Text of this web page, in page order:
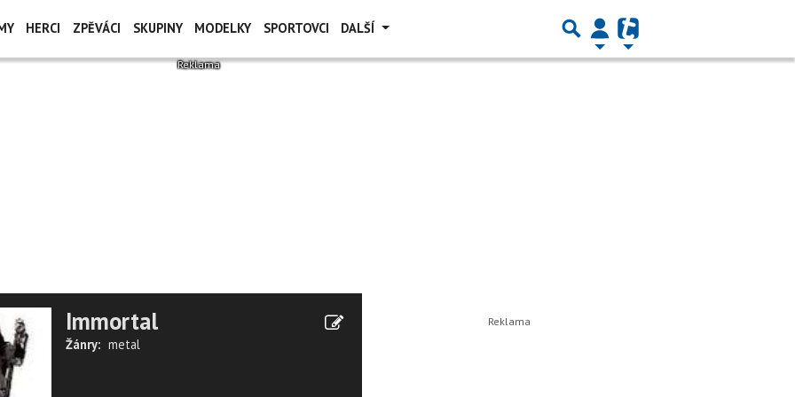
HERCI ZPĚVÁCI SKUPINY MODELKY SPORTOVCI DALŠÍ
Immortal
Žánry: metal